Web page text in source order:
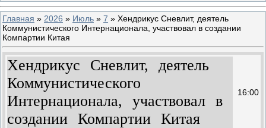
Главная » 2026 » Июль » 7 » Хендрикус Сневлит, деятель
Коммунистического Интернационала, участвовал в создании
Компартии Китая
Хендрикус Сневлит, деятель
Коммунистического
Интернационала, участвовал в
создании Компартии Китая
16:00